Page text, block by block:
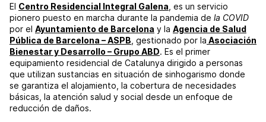
El Centro Residencial Integral Galena , es un servicio
pionero puesto en marcha durante la pandemia de la COVID
por el Ayuntamiento de Barcelona y la Agencia de Salud
Pública de Barcelona – ASPB , gestionado por la Asociación
Bienestar y Desarrollo – Grupo ABD. Es el primer
equipamiento residencial de Catalunya dirigido a personas
que utilizan sustancias en situación de sinhogarismo donde
se garantiza el alojamiento, la cobertura de necesidades
básicas, la atención salud y social desde un enfoque de
reducción de daños.